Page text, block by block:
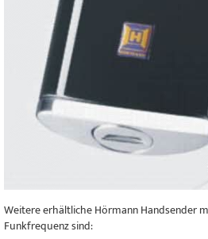
Weitere erhältliche Hörmann Handsender
Funkfrequenz sind: